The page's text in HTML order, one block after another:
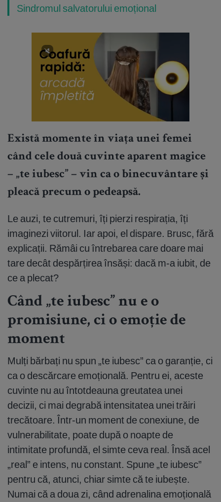
Sindromul salvatorului emoțional
Există momente în viața unei femei
când cele două cuvinte aparent magice
– „te iubesc” – vin ca o binecuvântare și
pleacă precum o pedeapsă.
Le auzi, te cutremuri, îți pierzi respirația, îți
imaginezi viitorul. Iar apoi, el dispare. Brusc, fără
explicații. Rămâi cu întrebarea care doare mai
tare decât despărțirea însăși: dacă m-a iubit, de
ce a plecat?
Când „te iubesc” nu e o
promisiune, ci o emoție de
moment
Mulți bărbați nu spun „te iubesc” ca o garanție, ci
ca o descărcare emoțională. Pentru ei, aceste
cuvinte nu au întotdeauna greutatea unei
decizii, ci mai degrabă intensitatea unei trăiri
trecătoare. Într-un moment de conexiune, de
vulnerabilitate, poate după o noapte de
intimitate profundă, el simte ceva real. Însă acel
„real” e intens, nu constant. Spune „te iubesc”
pentru că, atunci, chiar simte că te iubește.
Numai că a doua zi, când adrenalina emoțională